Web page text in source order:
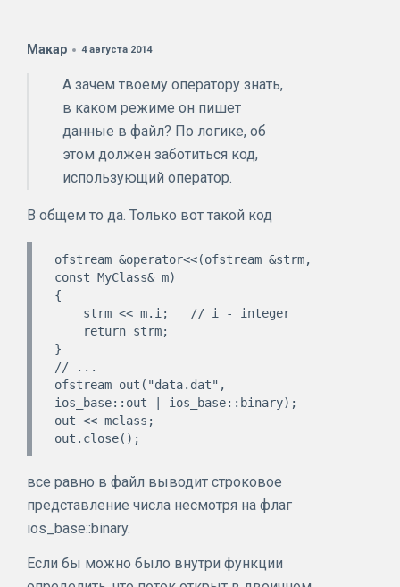
Макар 4 августа 2014
А зачем твоему оператору знать,
в каком режиме он пишет
данные в файл? По логике, об
этом должен заботиться код,
использующий оператор.
В общем то да. Только вот такой код
ofstream &operator<<(ofstream &strm,
const MyClass& m)
{
}
// ...
ofstream out("data.dat",
ios_base::out | ios_base::binary);
out << mclass;
все равно в файл выводит строковое
представление числа несмотря на флаг
ios_base::binary.
Если бы можно было внутри функции